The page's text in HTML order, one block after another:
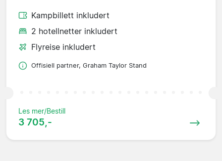
Kampbillett inkludert
2 hotellnetter inkludert
Flyreise inkludert
Offisiell partner, Graham Taylor Stand
Les mer/Bestill
3 705,-